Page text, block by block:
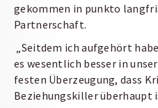
gekommen in punkto
Partnerschaft.
„Seitdem ich aufgehört
es wesentlich besser in
festen Überzeugung, dass
Beziehungskiller überhaupt